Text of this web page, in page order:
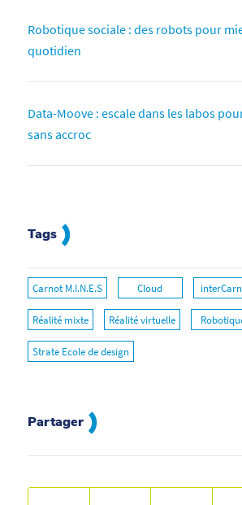
Robotique sociale : des robots pour
quotidien
Data-Moove : escale dans les labos
sans accroc
Tags
Carnot M.I.N.E.S Cloud
Réalité mixte Réalité virtuelle
Strate Ecole de design
Partager